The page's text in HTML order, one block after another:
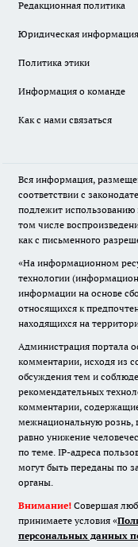
Редакционная политика
Юридическая информация
Политика этики
Информация о команде
Как с нами связаться
Вся информация,
соответствии с
подлежит
том числе
как с письменного
«На информационном
технологии
информации на основе
относящихся к
находящихся на
Администрация портала
комментарии, исходя из
обсуждения тем и
рекомендательных
комментарии,
межнациональную рознь,
равно унижение
по теме. IP-адреса
могут быть переданы по
органы.
Внимание! Совершая
принимаете условия «
персональных данных